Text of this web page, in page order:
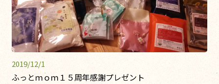
2019/12/1
ふっとｍｏｍ１５周年感謝プレゼント